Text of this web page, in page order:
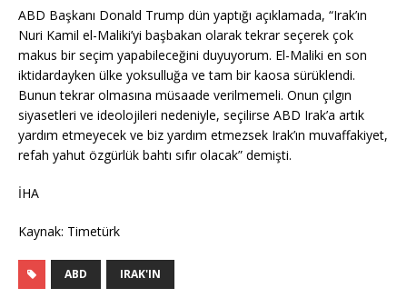
ABD Başkanı Donald Trump dün yaptığı açıklamada, “Irak’ın
Nuri Kamil el-Maliki’yi başbakan olarak tekrar seçerek çok
makus bir seçim yapabileceğini duyuyorum. El-Maliki en son
iktidardayken ülke yoksulluğa ve tam bir kaosa sürüklendi.
Bunun tekrar olmasına müsaade verilmemeli. Onun çılgın
siyasetleri ve ideolojileri nedeniyle, seçilirse ABD Irak’a artık
yardım etmeyecek ve biz yardım etmezsek Irak’ın muvaffakiyet,
refah yahut özgürlük bahtı sıfır olacak” demişti.
İHA
Kaynak: Timetürk
ABD IRAK'IN